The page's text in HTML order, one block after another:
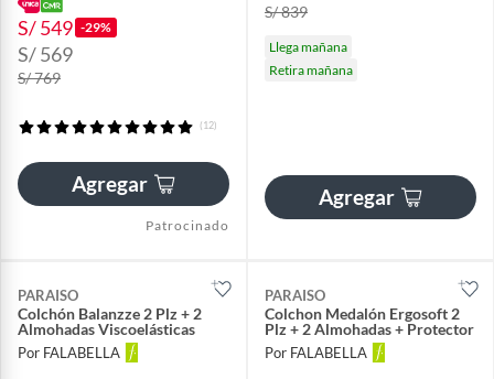
S/ 549 -29%
S/ 569
S/ 769
(12)
Agregar
Patrocinado
S/ 839
Llega mañana
Retira mañana
Agregar
PARAISO
Colchón Balanzze 2 Plz + 2
Almohadas Viscoelásticas
Por FALABELLA
PARAISO
Colchon Medalón Ergosoft 2
Plz + 2 Almohadas + Protector
Por FALABELLA